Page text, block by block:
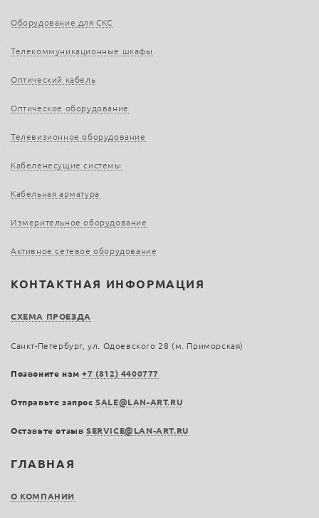
ГЛАВНАЯ
О КОМПАНИИ
Оборудование для СКС
Телекоммуникационные шкафы
Оптический кабель
Оптическое оборудование
Телевизионное оборудование
Кабеленесущие системы
Кабельная арматура
Измерительное оборудование
Активное сетевое оборудование
КОНТАКТНАЯ ИНФОРМАЦИЯ
СХЕМА ПРОЕЗДА
Санкт-Петербург, ул. Одоевского 28 (м. Приморская)
Позвоните нам+7 (812) 4400777
Отправьте запросSALE@LAN-ART.RU
Оставьте отзыв SERVICE@LAN-ART.RU